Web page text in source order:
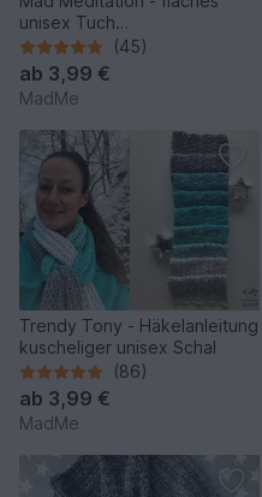
unisex Tuch
*anfängertauglich*
(45)
ab 3,99 €
MadMe
Trendy Tony - Häkelanleitung
kuscheliger unisex Schal
(86)
ab 3,99 €
MadMe